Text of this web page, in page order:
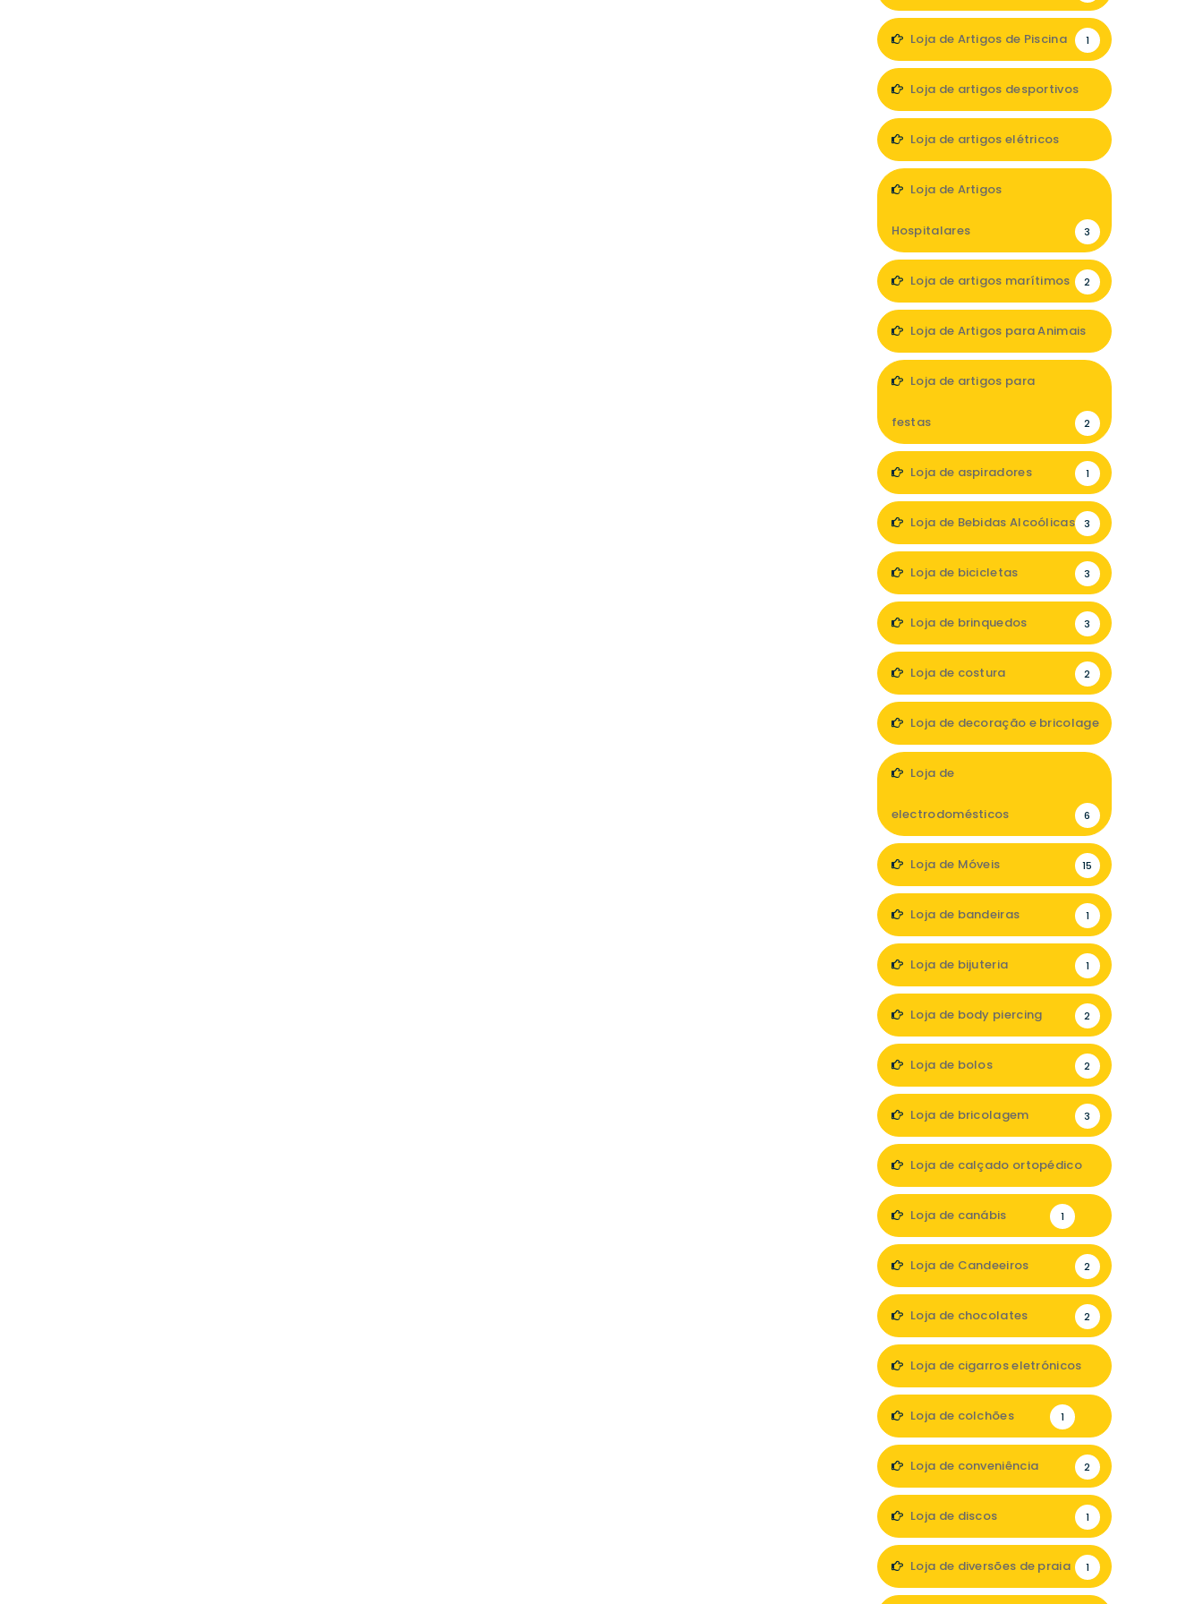
Loja de Artigos de Piscina 1
Loja de artigos desportivos
Loja de artigos elétricos
Loja de Artigos
Hospitalares 3
Loja de artigos marítimos 2
Loja de Artigos para Animais
Loja de artigos para
festas 2
Loja de aspiradores 1
Loja de Bebidas Alcoólicas 3
Loja de bicicletas 3
Loja de brinquedos 3
Loja de costura 2
Loja de decoração e bricolage
Loja de
electrodomésticos 6
Loja de Móveis 15
Loja de bandeiras 1
Loja de bijuteria 1
Loja de body piercing 2
Loja de bolos 2
Loja de bricolagem 3
Loja de calçado ortopédico
Loja de canábis 1
Loja de Candeeiros 2
Loja de chocolates 2
Loja de cigarros eletrónicos
Loja de colchões 1
Loja de conveniência 2
Loja de discos 1
Loja de diversões de praia 1